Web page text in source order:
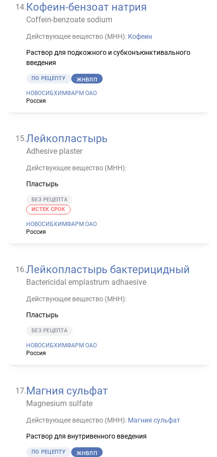
14.Кофеин-бензоат натрия
Coffein-benzoate sodium
Действующее вещество (МНН): Кофеин
Раствор для подкожного и субконъюнктивального
введения
ПО РЕЦЕПТУ ЖНВЛП
НОВОСИБХИМФАРМ ОАО
Россия
15.Лейкопластырь
Adhesive plaster
Действующее вещество (МНН):
Пластырь
БЕЗ РЕЦЕПТА
НОВОСИБХИМФАРМ ОАО
Россия
ИСТЕК СРОК
16.Лейкопластырь бактерицидный
Bactericidal emplastrum adhaesive
Действующее вещество (МНН):
Пластырь
БЕЗ РЕЦЕПТА
НОВОСИБХИМФАРМ ОАО
Россия
17.Магния сульфат
Magnesium sulfate
Действующее вещество (МНН): Магния сульфат
Раствор для внутривенного введения
ПО РЕЦЕПТУ ЖНВЛП